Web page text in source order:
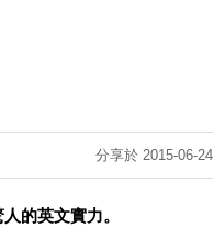
分享於 2015-06-24
的英文實力。